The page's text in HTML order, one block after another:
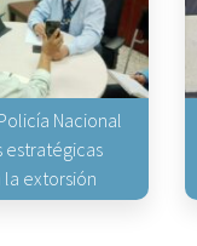
Nacional
estratégicas
extorsión